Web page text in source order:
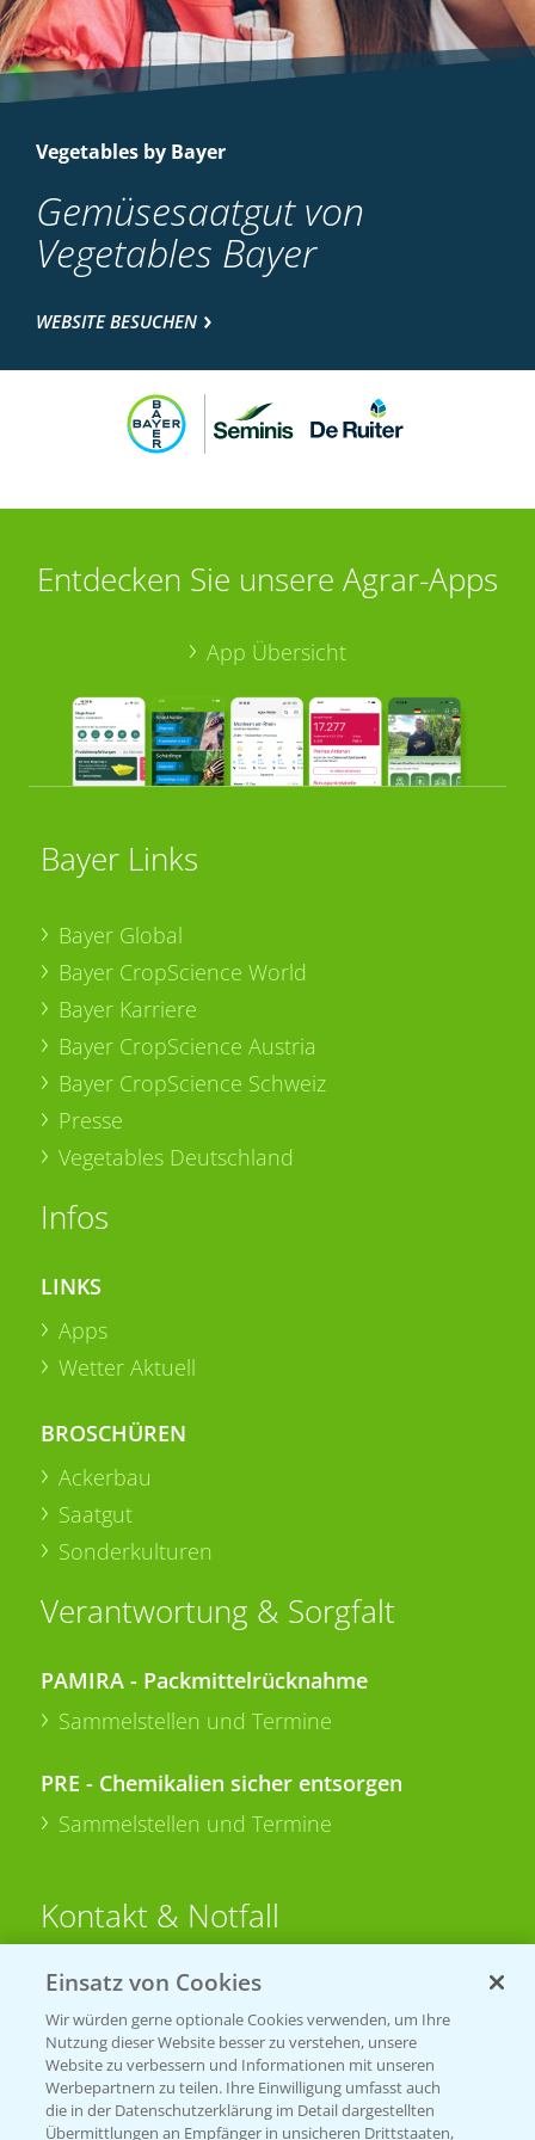
Vegetables by Bayer
Gemüsesaatgut von
Vegetables Bayer
WEBSITE BESUCHEN
Entdecken Sie unsere Agrar-Apps
App Übersicht
Bayer Links
Bayer Global
Bayer CropScience World
Bayer Karriere
Bayer CropScience Austria
Bayer CropScience Schweiz
Presse
Vegetables Deutschland
Infos
LINKS
Apps
Wetter Aktuell
BROSCHÜREN
Ackerbau
Saatgut
Sonderkulturen
Verantwortung & Sorgfalt
PAMIRA - Packmittelrücknahme
Sammelstellen und Termine
PRE - Chemikalien sicher entsorgen
Sammelstellen und Termine
Kontakt & Notfall
Beratung auf WhatsApp
T.+49 (0)174 346 564 1
KONTAKT
Einsatz von Cookies
Wir würden gerne optionale Cookies verwenden, um Ihre
Nutzung dieser Website besser zu verstehen, unsere
Website zu verbessern und Informationen mit unseren
Werbepartnern zu teilen. Ihre Einwilligung umfasst auch
die in der Datenschutzerklärung im Detail dargestellten
Übermittlungen an Empfänger in unsicheren Drittstaaten,